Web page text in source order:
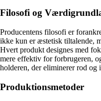
Filosofi og
Producentens filosofi er
ikke kun er æstetisk tiltalende,
Hvert produkt designes med
mere effektiv for forbrugeren,
holderen, der eliminerer rod og
Produktionsmetoder